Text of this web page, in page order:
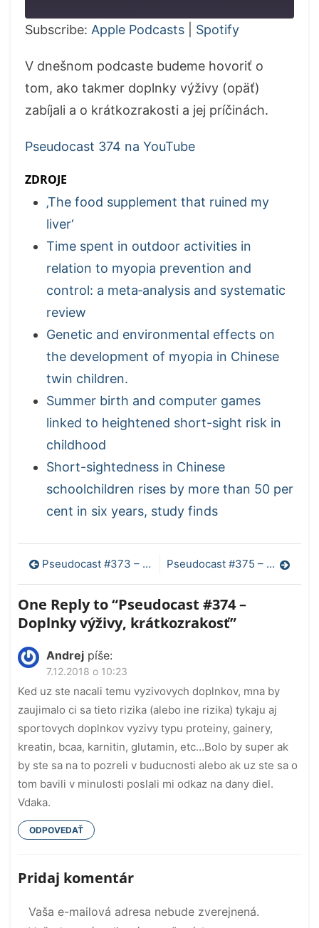
Subscribe: Apple Podcasts Spotify
V dnešnom podcaste budeme hovoriť o
tom, ako takmer doplnky výživy (opäť)
zabíjali a o krátkozrakosti a jej príčinách.
Pseudocast 374 na YouTube
ZDROJE
‚The food supplement that ruined my
liver‘
Time spent in outdoor activities in
relation to myopia prevention and
control: a meta‐analysis and systematic
review
Genetic and environmental effects on
the development of myopia in Chinese
twin children.
Summer birth and computer games
linked to heightened short-sight risk in
childhood
Short-sightedness in Chinese
schoolchildren rises by more than 50 per
cent in six years, study finds
Navigácia
v
článku
Pseudocast #373 – Kepler, detektor lži na hraniciach, ako poradiť Pseudocast #375 – Geneticky upravené deti v Číne, InSight pristál
One Reply to “Pseudocast #374 –
Doplnky výživy, krátkozrakosť”
Andrej píše:
7.12.2018 o 10:23
Ked uz ste nacali temu vyzivovych doplnkov, mna by
zaujimalo ci sa tieto rizika (alebo ine rizika) tykaju aj
sportovych doplnkov vyzivy typu proteiny, gainery,
kreatin, bcaa, karnitin, glutamin, etc…Bolo by super ak
by ste sa na to pozreli v buducnosti alebo ak uz ste sa o
tom bavili v minulosti poslali mi odkaz na dany diel.
Vdaka.
ODPOVEDAŤ
Pridaj komentár
Vaša e-mailová adresa nebude zverejnená.